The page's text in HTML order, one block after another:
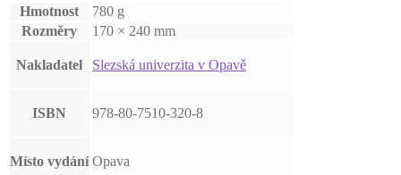
Hmotnost
780 g
Rozměry
170 × 240 mm
Nakladatel Slezská univerzita v Opavě
ISBN 978-80-7510-320-8
Místo vydání Opava